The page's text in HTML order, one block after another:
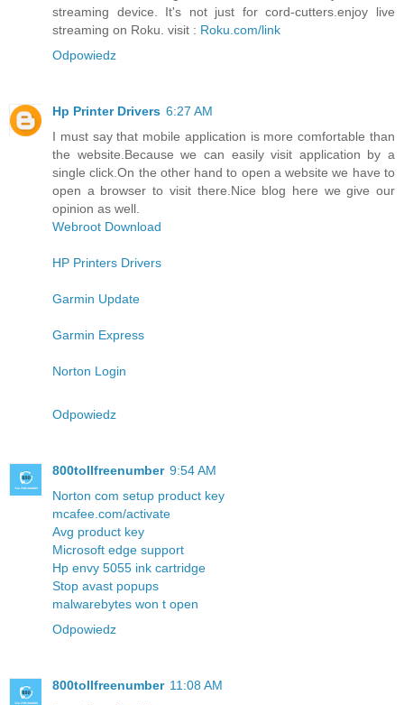
streaming device. It's not just for cord-cutters.enjoy live
streaming on Roku. visit : Roku.com/link
Odpowiedz
Hp Printer Drivers 6:27 AM
I must say that mobile application is more comfortable than
the website.Because we can easily visit application by a
single click.On the other hand to open a website we have to
open a browser to visit there.Nice blog here we give our
opinion as well.
Webroot Download
HP Printers Drivers
Garmin Update
Garmin Express
Norton Login
Odpowiedz
800tollfreenumber 9:54 AM
Norton com setup product key
mcafee.com/activate
Avg product key
Microsoft edge support
Hp envy 5055 ink cartridge
Stop avast popups
malwarebytes won t open
Odpowiedz
800tollfreenumber 11:08 AM